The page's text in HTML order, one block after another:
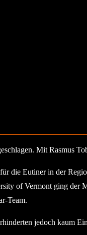
Mit Rasmus
die Eutiner in der
of Vermont ging der
Team.
jedoch kaum